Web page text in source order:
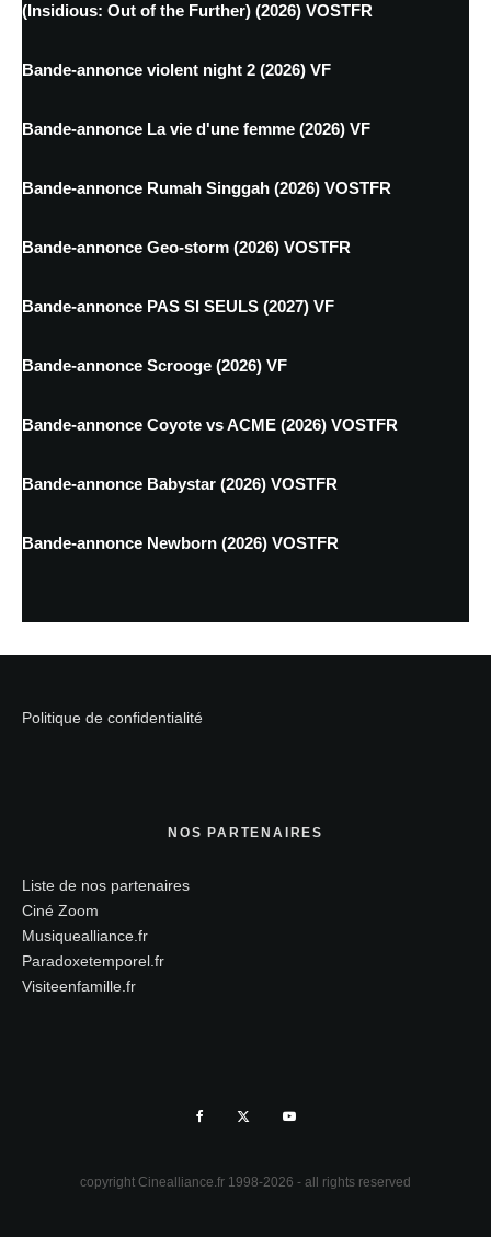
(Insidious: Out of the Further) (2026) VOSTFR
Bande-annonce violent night 2 (2026) VF
Bande-annonce La vie d'une femme (2026) VF
Bande-annonce Rumah Singgah (2026) VOSTFR
Bande-annonce Geo-storm (2026) VOSTFR
Bande-annonce PAS SI SEULS (2027) VF
Bande-annonce Scrooge (2026) VF
Bande-annonce Coyote vs ACME (2026) VOSTFR
Bande-annonce Babystar (2026) VOSTFR
Bande-annonce Newborn (2026) VOSTFR
Politique de confidentialité
NOS PARTENAIRES
Liste de nos partenaires
Ciné Zoom
Musiquealliance.fr
Paradoxetemporel.fr
Visiteenfamille.fr
copyright Cinealliance.fr 1998-2026 - all rights reserved